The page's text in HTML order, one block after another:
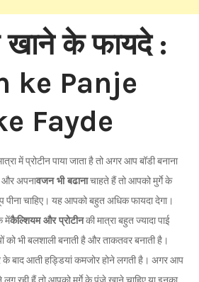
खाने के फायदे :
ke Panje
Fayde
में प्रोटीन पाया जाता है तो अगर आप बॉडी बनाना
अपनावजन भी बढानाचाहते हैं तो आपको मुर्गे के
चाहिए। यह आपको बहुत अधिक फायदा देगा।
मेंकैल्शियम और प्रोटीनकी मात्रा बहुत ज्यादा पाई
को भी बलशाली बनाती है और ताकतवर बनाती है।
के बाद आती हड्डियां कमजोर होने लगती है। अगर आप